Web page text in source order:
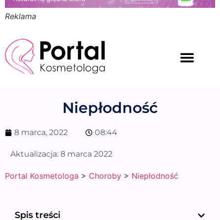
Reklama
Niepłodność
8 marca, 2022 08:44
Aktualizacja: 8 marca 2022
Portal Kosmetologa > Choroby > Niepłodność
Spis treści